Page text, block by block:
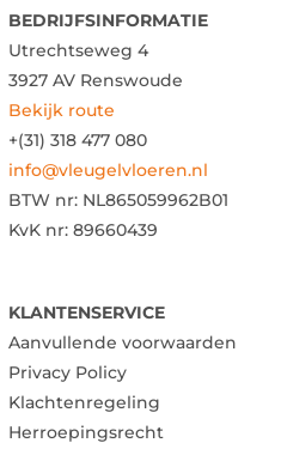
BEDRIJFSINFORMATIE
Utrechtseweg 4
3927 AV Renswoude
Bekijk route
+(31) 318 477 080
info@vleugelvloeren.nl
BTW nr: NL865059962B01
KvK nr: 89660439
KLANTENSERVICE
Aanvullende voorwaarden
Privacy Policy
Klachtenregeling
Herroepingsrecht